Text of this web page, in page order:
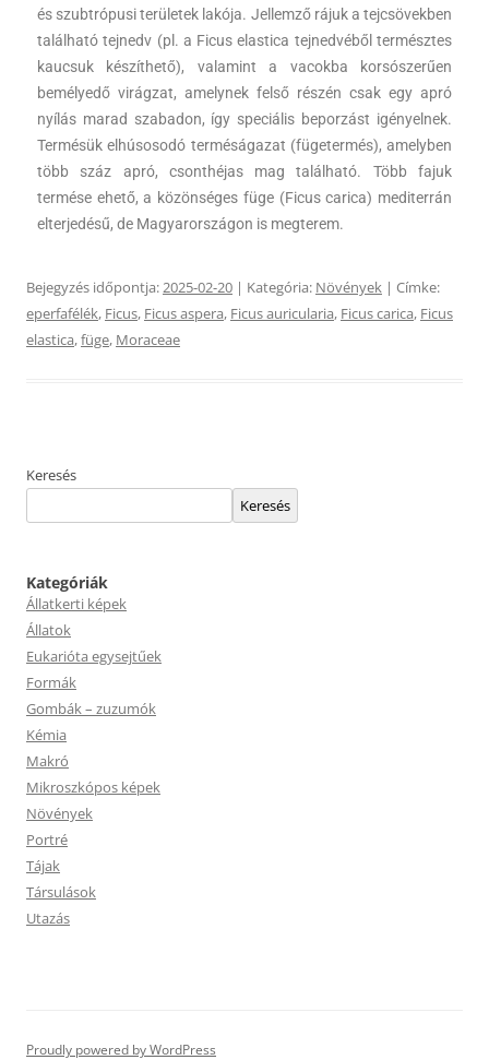
és szubtrópusi területek lakója. Jellemző rájuk a tejcsövekben
található tejnedv (pl. a Ficus elastica tejnedvéből természtes
kaucsuk készíthető), valamint a vacokba korsószerűen
bemélyedő virágzat, amelynek felső részén csak egy apró
nyílás marad szabadon, így speciális beporzást igényelnek.
Termésük elhúsosodó terméságazat (fügetermés), amelyben
több száz apró, csonthéjas mag található. Több fajuk
termése ehető, a közönséges füge (Ficus carica) mediterrán
elterjedésű, de Magyarországon is megterem.
Bejegyzés időpontja:2025-02-20 | Kategória: Növények | Címke:
eperfafélék, Ficus, Ficus aspera, Ficus auricularia, Ficus carica, Ficus
elastica,füge, Moraceae
Keresés
Keresés
Kategóriák
Állatkerti képek
Állatok
Eukarióta egysejtűek
Formák
Gombák – zuzumók
Kémia
Makró
Mikroszkópos képek
Növények
Portré
Tájak
Társulások
Utazás
Proudly powered by WordPress